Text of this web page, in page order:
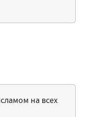
на всех